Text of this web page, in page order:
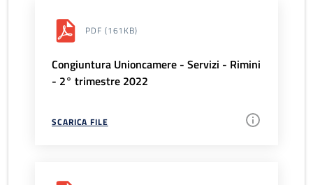
PDF (161KB)
Congiuntura Unioncamere - Servizi - Rimini
- 2° trimestre 2022
SCARICA FILE